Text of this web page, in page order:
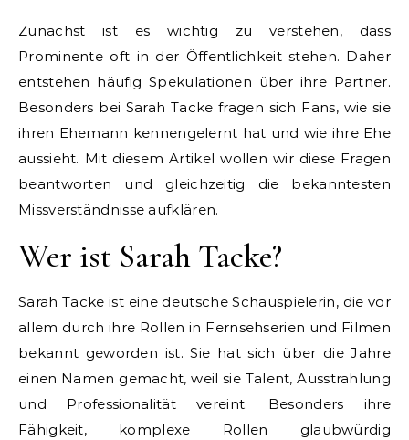
Zunächst ist es wichtig zu verstehen, dass
Prominente oft in der Öffentlichkeit stehen. Daher
entstehen häufig Spekulationen über ihre Partner.
Besonders bei Sarah Tacke fragen sich Fans, wie sie
ihren Ehemann kennengelernt hat und wie ihre Ehe
aussieht. Mit diesem Artikel wollen wir diese Fragen
beantworten und gleichzeitig die bekanntesten
Missverständnisse aufklären.
Wer ist Sarah Tacke?
Sarah Tacke ist eine deutsche Schauspielerin, die vor
allem durch ihre Rollen in Fernsehserien und Filmen
bekannt geworden ist. Sie hat sich über die Jahre
einen Namen gemacht, weil sie Talent, Ausstrahlung
und Professionalität vereint. Besonders ihre
Fähigkeit, komplexe Rollen glaubwürdig